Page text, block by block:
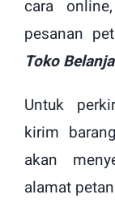
cara
pesanan
Toko
Untuk
kirim
akan
alamat